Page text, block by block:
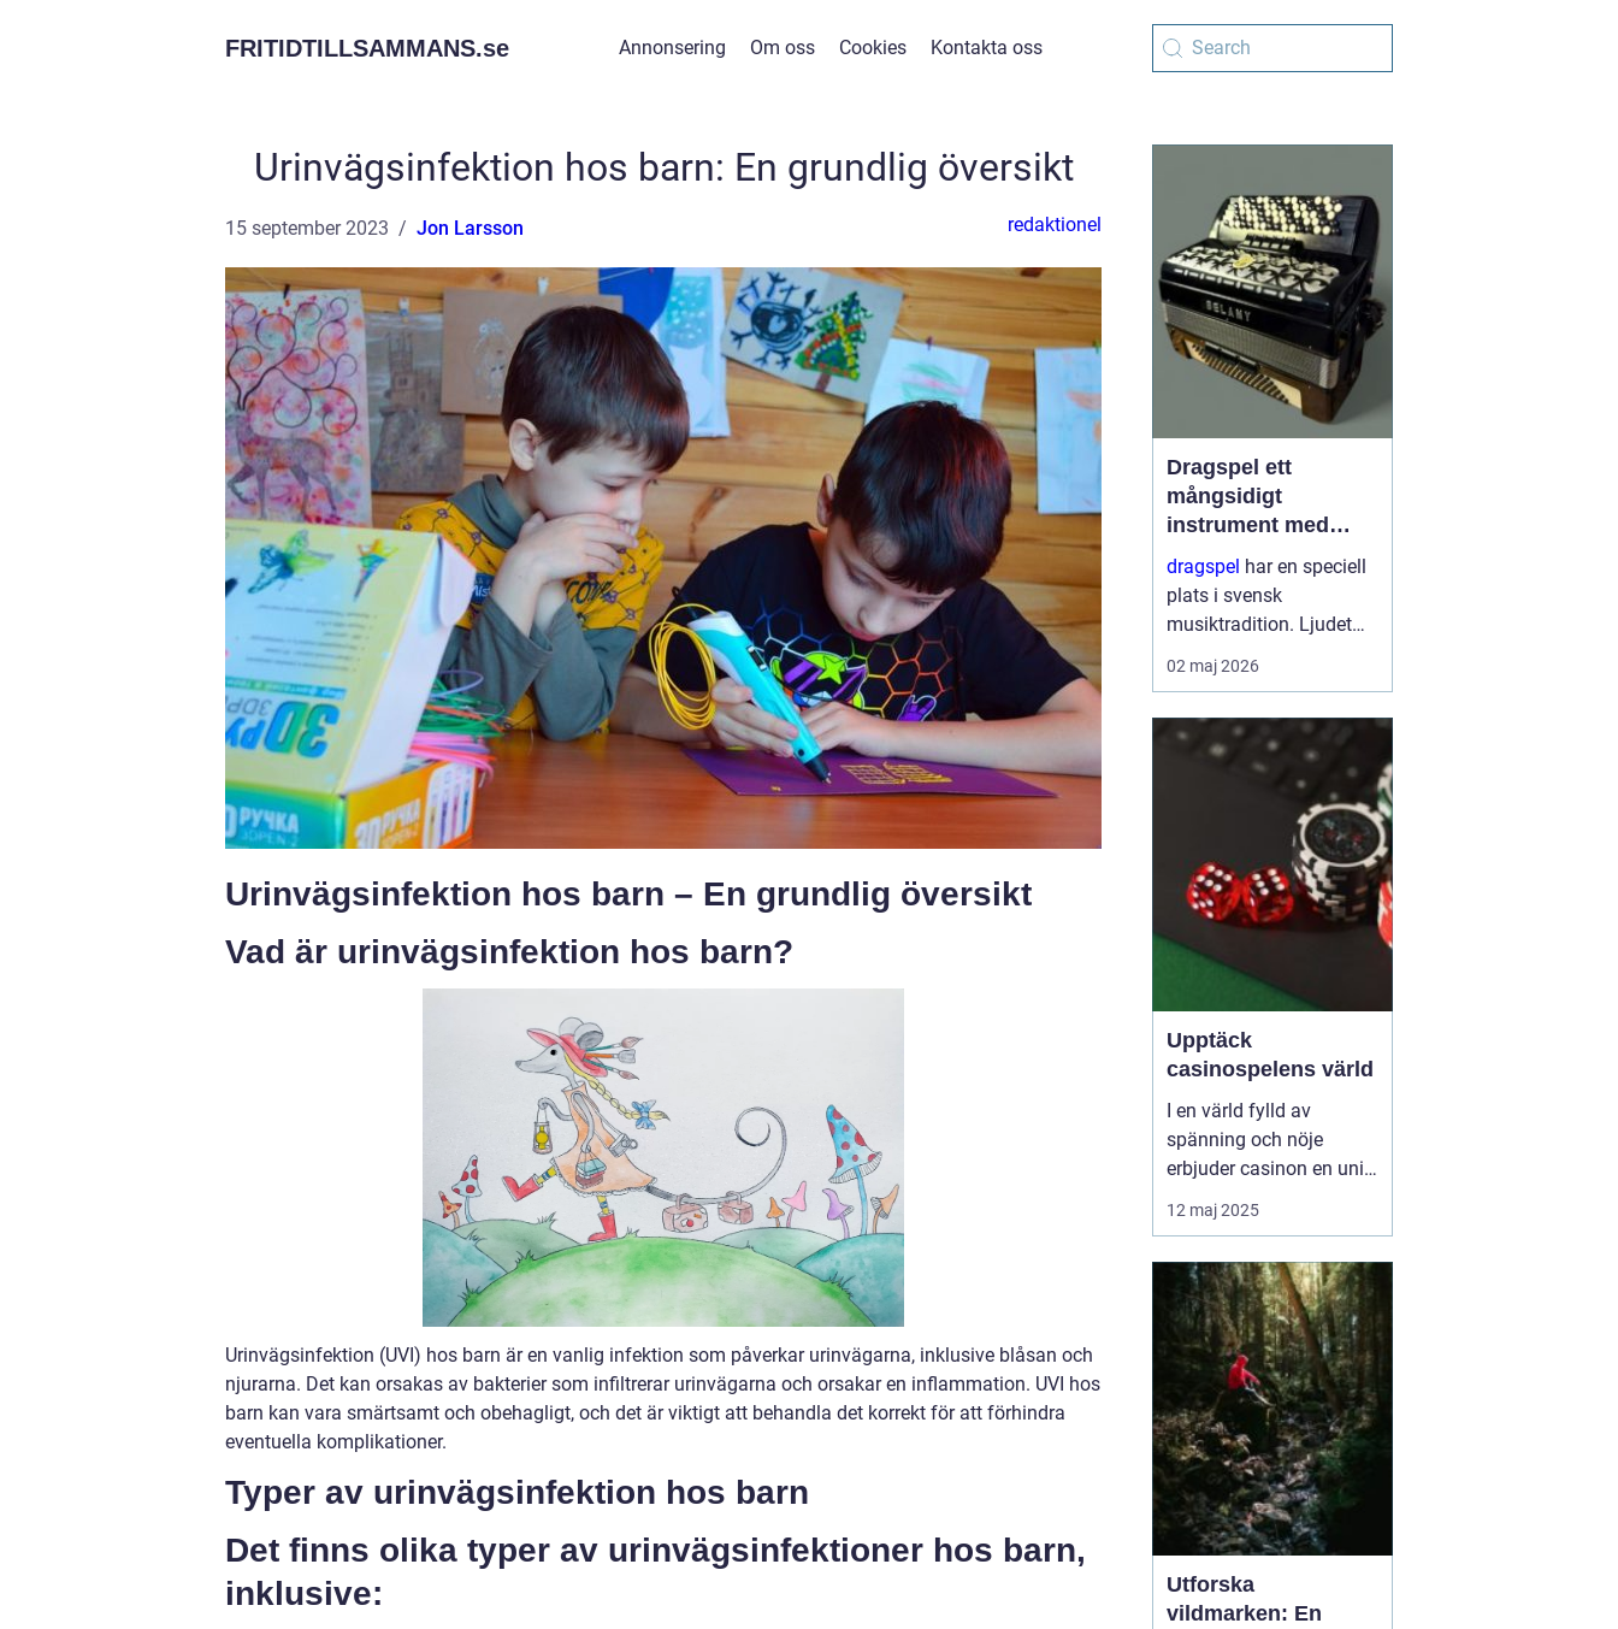
FRITIDTILLSAMMANS.se Annonsering Om oss Cookies Kontakta oss
Urinvägsinfektion hos barn: En grundlig översikt
15 september 2023 Jon Larsson redaktionel
Urinvägsinfektion hos barn – En grundlig översikt
Vad är urinvägsinfektion hos barn?
Urinvägsinfektion (UVI) hos barn är en vanlig infektion som påverkar urinvägarna, inklusive blåsan och
njurarna. Det kan orsakas av bakterier som infiltrerar urinvägarna och orsakar en inflammation. UVI hos
barn kan vara smärtsamt och obehagligt, och det är viktigt att behandla det korrekt för att förhindra
eventuella komplikationer.
Typer av urinvägsinfektion hos barn
Det finns olika typer av urinvägsinfektioner hos barn,
inklusive:
Dragspel ett
mångsidigt
instrument med
stark tradition
dragspel har en speciell
plats i svensk
musiktradition. Ljudet
känns igen från
folkparker, dansbanor,
moderna
scenframträdanden.
Samtidigt är instrumen...
02 maj 2026
Upptäck
casinospelens värld
I en värld fylld av
spänning och nöje
erbjuder casinon en unik
upplevelse som lockar
miljontals människor
glittrande ljus i Las
Vegas till den digitala
spelvärlden online,
bjuder casinon p&a...
12 maj 2025
Utforska
vildmarken: En